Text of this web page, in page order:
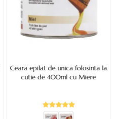
Ceara epilat de unica folosinta la
cutie de 400ml cu Miere